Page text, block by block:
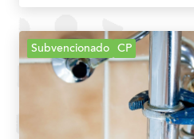
Subvencionado CP